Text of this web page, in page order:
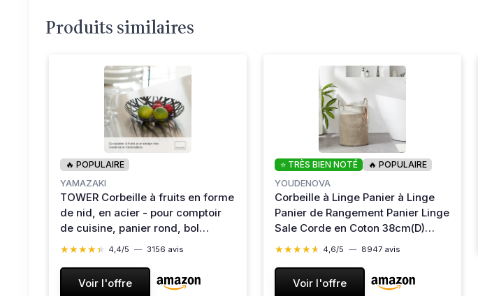
Produits similaires
🔥 POPULAIRE
YAMAZAKI
TOWER Corbeille à fruits en forme
de nid, en acier - pour comptoir
de cuisine, panier rond, bol
décoratif - 26 x 26 x 4,5 cm,
★★★★★
★★★★★ 4,4/5 — 3156 avis
Voir l'offre
⭐ TRÈS BIEN NOTÉ
🔥 POPULAIRE
YOUDENOVA
Corbeille à Linge Panier à Linge
Panier de Rangement Panier Linge
Sale Corde en Coton 38cm(D)
x50cm(H) Marron
★★★★★
★★★★★ 4,6/5 — 8947 avis
Voir l'offre